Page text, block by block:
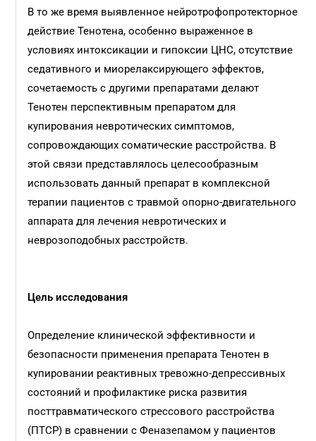
В то же время выявленное нейротрофопротекторное
действие Тенотена, особенно выраженное в
условиях интоксикации и гипоксии ЦНС, отсутствие
седативного и миорелаксирующего эффектов,
сочетаемость с другими препаратами делают
Тенотен перспективным препаратом для
купирования невротических симптомов,
сопровождающих соматические расстройства. В
этой связи представлялось целесообразным
использовать данный препарат в комплексной
терапии пациентов с травмой опорно-двигательного
аппарата для лечения невротических и
неврозоподобных расстройств.
Цель исследования
Определение клинической эффективности и
безопасности применения препарата Тенотен в
купировании реактивных тревожно-депрессивных
состояний и профилактике риска развития
посттравматического стрессового расстройства
(ПТСР) в сравнении с Феназепамом у пациентов